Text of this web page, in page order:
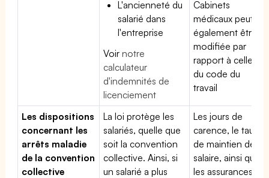
L'ancienneté du
salarié dans
l'entreprise
Voirnotre
calculateur
d'indemnités de
licenciement
Cabinets
médicaux peut
également être
modifiée par
rapport à celle
du code du
travail
Les dispositions
concernant les
arrêts maladie
de la convention
collective
La loi protège les
salariés, quelle que
soit la convention
collective. Ainsi, si
un salarié a plus
Les jours de
carence, le taux
de maintien de
salaire, ainsi que
les assurances